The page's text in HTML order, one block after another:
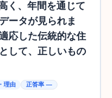
く、年間を通じて
ータが見られま
応した伝統的な住
して、正しいもの
理由
正答率 —